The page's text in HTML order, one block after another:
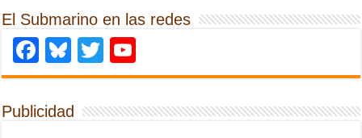
El Submarino en las redes
Facebook
Bluesky
Twitter
Publicidad